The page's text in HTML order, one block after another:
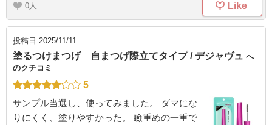
0 Like
投稿日 2025/11/11
塗るつけまつげ 自まつげ際立てタイプ / デジャヴュ へ
のクチコミ
5
サンプル当選し、使ってみました。 ダマにな
りにくく、塗りやすかった。 瞼重めの一重で